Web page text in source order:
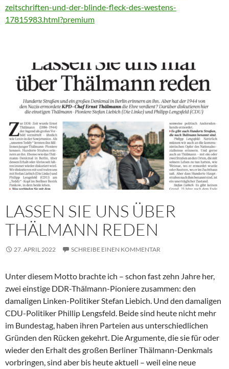
zeitschriften-und-der-blinde-fleck-des-westens-
17815983.html?premium
LASSEN SIE UNS ÜBER
THÄLMANN REDEN
27. APRIL 2022 SCHREIBE EINEN KOMMENTAR
Unter diesem Motto brachte ich – schon fast zehn Jahre her,
zwei einstige DDR-Thälmann-Pioniere zusammen: den
damaligen Linken-Politiker Stefan Liebich. Und den damaligen
CDU-Politiker Phillip Lengsfeld. Beide sind heute nicht mehr
im Bundestag, haben ihren Parteien aus unterschiedlichen
Gründen den Rücken gekehrt. Die Argumente, die sie für oder
wieder den Erhalt des großen Berliner Thälmann-Denkmals
vorbringen, sind aber bis heute aktuell – weil eine neue